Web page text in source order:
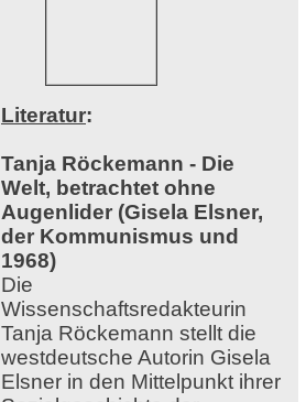
Literatur:
Tanja Röckemann - Die
Welt, betrachtet ohne
Augenlider (Gisela Elsner,
der Kommunismus und
1968)
Die
Wissenschaftsredakteurin
Tanja Röckemann stellt die
westdeutsche Autorin Gisela
Elsner in den Mittelpunkt ihrer